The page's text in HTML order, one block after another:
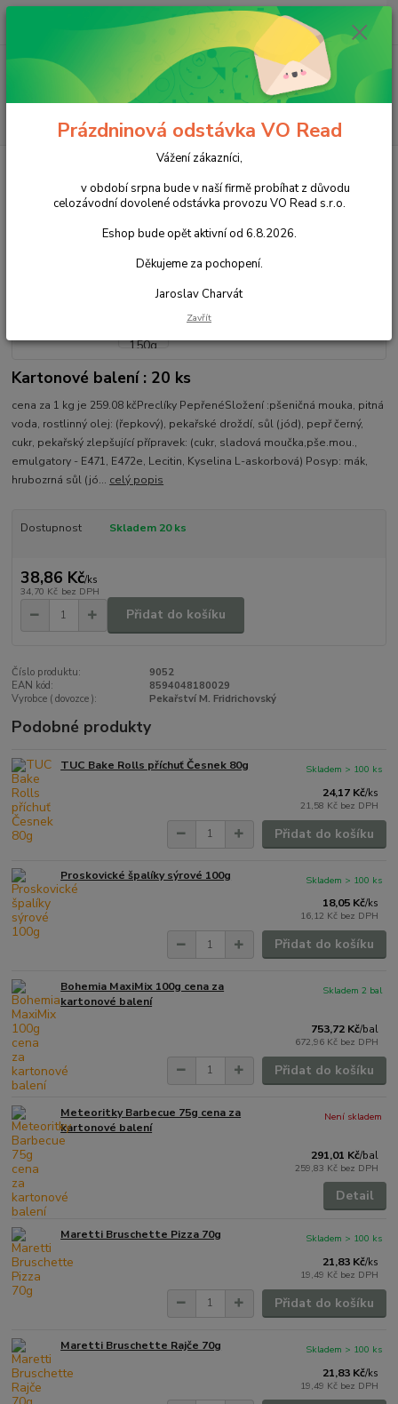
Po - Pá 8 - 14h
ks
za 0,00 Kč
Krekry a snacky Preclíky Pepřené 150g
Preclíky Pepřené 150g
Kartonové balení : 20 ks
cena za 1 kg je 259.08 kčPreclíky PepřenéSložení :pšeničná mouka, pitná
voda, rostlinný olej: (řepkový), pekařské droždí, sůl (jód), pepř černý,
cukr, pekařský zlepšující přípravek: (cukr, sladová moučka,pše.mou.,
emulgatory - E471, E472e, Lecitin, Kyselina L-askorbová) Posyp: mák,
hrubozrná sůl (jó... celý popis
Dostupnost Skladem 20 ks
38,86 Kč/ks
34,70 Kč bez DPH
Přidat do košíku
Číslo produktu:
9052
EAN kód:
8594048180029
Vyrobce ( dovozce ):
Pekařství M. Fridrichovský
Podobné produkty
TUC Bake Rolls příchuť Česnek 80g
24,17 Kč/ks
21,58 Kč bez DPH
Skladem > 100 ks
Přidat do košíku
Proskovické špalíky sýrové 100g
18,05 Kč/ks
16,12 Kč bez DPH
Skladem > 100 ks
Přidat do košíku
Bohemia MaxiMix 100g cena za
kartonové balení
753,72 Kč/bal
672,96 Kč bez DPH
Skladem 2 bal
Přidat do košíku
Meteoritky Barbecue 75g cena za
kartonové balení
291,01 Kč/bal
259,83 Kč bez DPH
Není skladem
Detail
Maretti Bruschette Pizza 70g
21,83 Kč/ks
19,49 Kč bez DPH
Skladem > 100 ks
Přidat do košíku
Maretti Bruschette Rajče 70g
21,83 Kč/ks
19,49 Kč bez DPH
Skladem > 100 ks
Prázdninová odstávka VO Read
Vážení zákazníci,
v období srpna bude v naší firmě probíhat z důvodu
celozávodní dovolené odstávka provozu VO Read s.r.o.
Eshop bude opět aktivní od 6.8.2026.
Děkujeme za pochopení.
Jaroslav Charvát
Zavřít